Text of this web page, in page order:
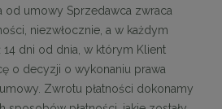
umowy Sprzedawca zwraca
niezwłocznie, a w każdym
dni od dnia, w którym Klient
o decyzji o wykonaniu prawa
Zwrotu płatności dokonamy